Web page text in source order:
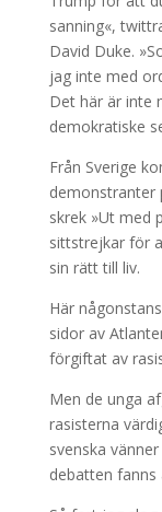
sanning«,
David Duke.
jag inte med
Det här är inte
demokratiske
Från Sverige
demonstranter
skrek »Ut med
sittstrejkar för
sin rätt till liv.
Här
sidor av
förgiftat av
Men de unga
rasisterna
svenska
debatten